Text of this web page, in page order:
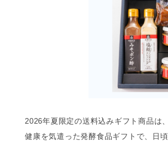
2026年夏限定の送料込みギフト商品は、
健康を気遣った発酵食品ギフトで、日